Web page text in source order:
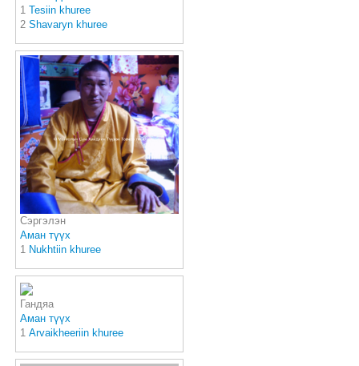
1 Tesiin khuree
2 Shavaryn khuree
Сэргэлэн
Аман түүх
1 Nukhtiin khuree
Гандяа
Аман түүх
1 Аrvaikheeriin khuree